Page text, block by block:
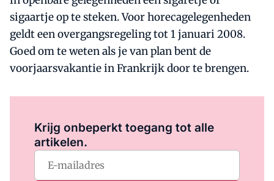
sigaartje op te steken. Voor horecagelegenheden
geldt een overgangsregeling tot 1 januari 2008.
Goed om te weten als je van plan bent de
voorjaarsvakantie in Frankrijk door te brengen.
Krijg onbeperkt toegang tot alle
artikelen.